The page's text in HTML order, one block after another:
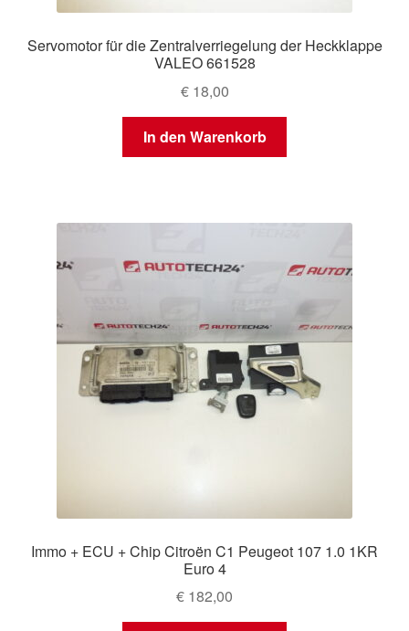
Servomotor für die Zentralverriegelung der Heckklappe
VALEO 661528
€18,00
In den Warenkorb
Immo + ECU + Chip Citroën C1 Peugeot 107 1.0 1KR
Euro 4
€ 182,00